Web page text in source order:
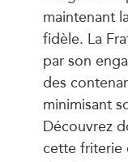
maintenant
fidèle. La
par son
des
minimisant
Découvrez
cette friterie